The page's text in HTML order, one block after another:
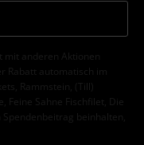
anderen Aktionen
Rabatt automatisch im
Rammstein, (Till)
Feine Sahne Fischfilet, Die
beinhalten,